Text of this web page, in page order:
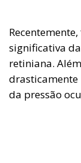
significativa
retiniana.
da pressão